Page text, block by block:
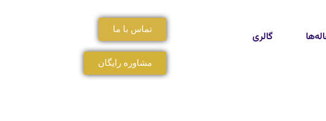
گالری
تماس با ما
مشاوره رایگان